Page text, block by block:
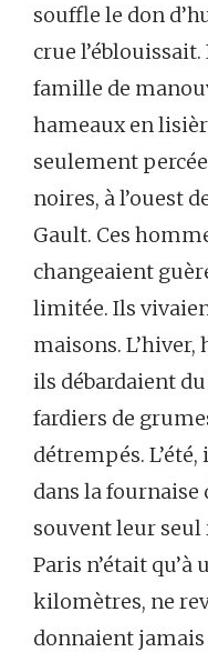
souffle le don
crue
famille de
hameaux en
seulement
noires, à l’ouest
Gault. Ces
changeaient
limitée. Ils
maisons.
ils débardaient
fardiers de
détrempés.
dans la fournaise
souvent leur seul
Paris n’était qu’à
kilomètres, ne
donnaient